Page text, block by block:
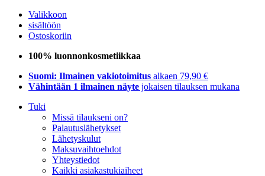
Valikkoon
sisältöön
Ostoskoriin
100% luonnonkosmetiikkaa
Suomi: Ilmainen vakiotoimitus alkaen 79,90 €
Vähintään 1 ilmainen näyte jokaisen tilauksen mukana
Tuki
Missä tilaukseni on?
Palautuslähetykset
Lähetyskulut
Maksuvaihtoehdot
Yhteystiedot
Kaikki asiakastukiaiheet